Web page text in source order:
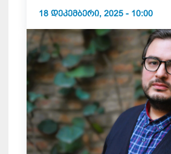
18 ᲓᲔᲙᲔᲛᲑᲔᲠᲘ, 2025 - 10:00